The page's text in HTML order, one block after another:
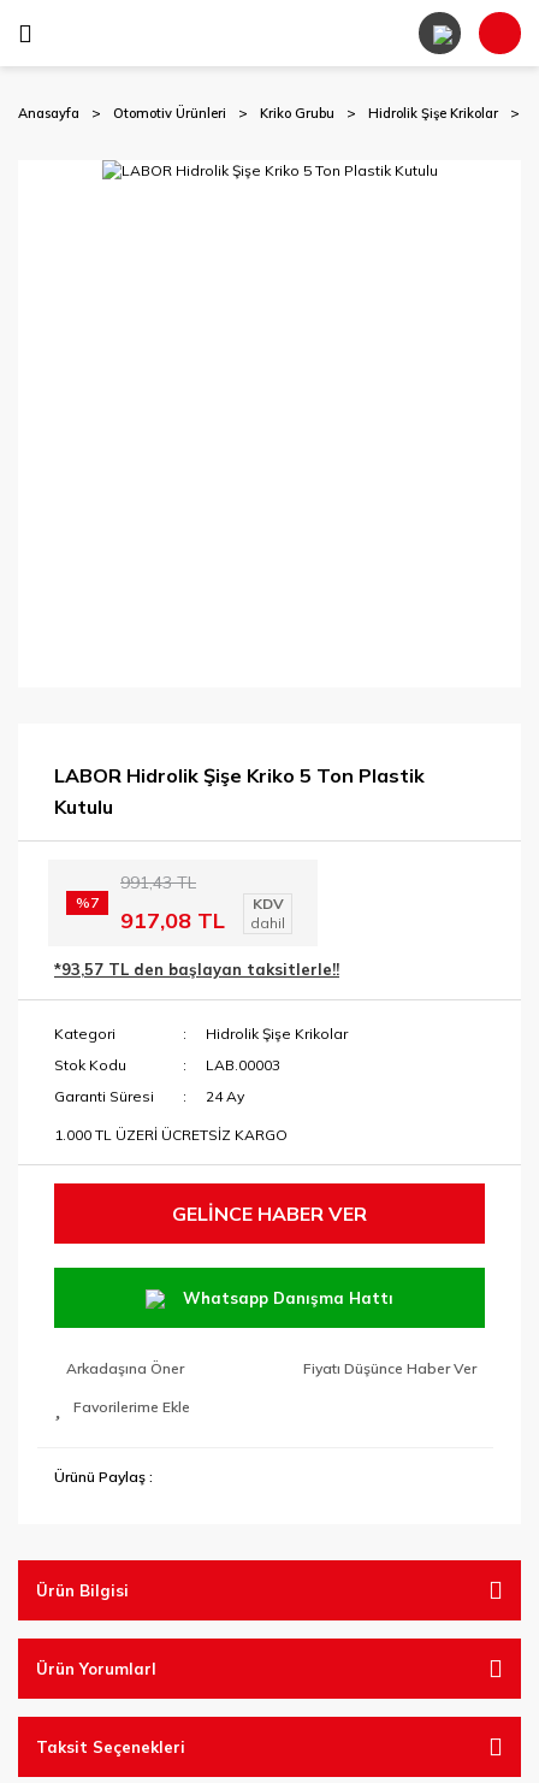
Anasayfa Otomotiv Ürünleri Kriko Grubu Hidrolik Şişe Krikolar
LABOR Hidrolik Şişe Kriko 5 Ton Plastik
Kutulu
%7
991,43 TL
917,08 TL
KDV
dahil
*93,57 TL den başlayan taksitlerle!!
Kategori
Hidrolik Şişe Krikolar
Stok Kodu
LAB.00003
Garanti Süresi
24 Ay
1.000 TL ÜZERİ ÜCRETSİZ KARGO
GELİNCE HABER VER
Whatsapp Danışma Hattı
Arkadaşına Öner Fiyatı Düşünce Haber Ver
Ürünü Paylaş :
Ürün Bilgisi
Ürün YorumlarI
Taksit Seçenekleri